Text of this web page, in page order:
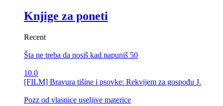
Knjige za poneti
Recent
Šta ne treba da nosiš kad napuniš 50
10.0
[FILM] Bravura tišine i psovke: Rekvijem za gospođu J.
Pozz od vlasnice useljive materice